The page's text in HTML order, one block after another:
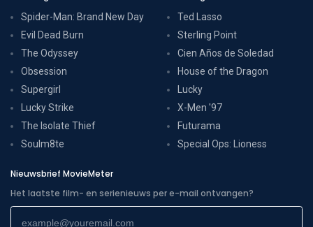
Spider-Man: Brand New Day
Evil Dead Burn
The Odyssey
Obsession
Supergirl
Lucky Strike
The Isolate Thief
Soulm8te
Ted Lasso
Sterling Point
Cien Años de Soledad
House of the Dragon
Lucky
X-Men '97
Futurama
Special Ops: Lioness
Nieuwsbrief MovieMeter
Het laatste film- en serienieuws per e-mail ontvangen?